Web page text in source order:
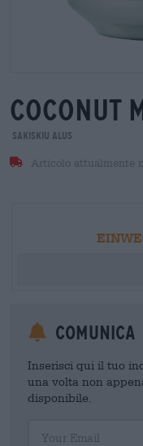
coconut
Sakiskiu Alus
Articolo attualmente
Comunica
Inserisci qui il tuo
una volta non
disponibile.